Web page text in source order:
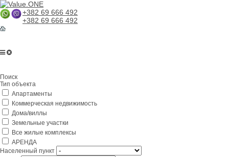
+382 69 666 492
+382 69 666 492
Lifestyle
Поиск
Тип объекта
Апартаменты
Коммерческая недвижимость
Дома/виллы
Земельные участки
Все жилые комплексы
АРЕНДА
Населенный пункт